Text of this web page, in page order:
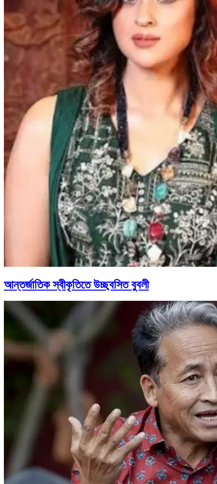
আন্তর্জাতিক স্বীকৃতিতে উচ্ছ্বসিত বুবলী